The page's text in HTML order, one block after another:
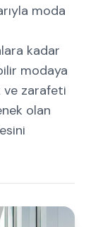
moda
kadar
modaya
ve zarafeti
olan